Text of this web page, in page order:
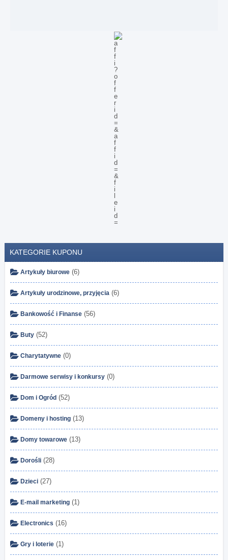
KATEGORIE KUPONU
Artykuły biurowe (6)
Artykuły urodzinowe, przyjęcia (6)
Bankowość i Finanse (56)
Buty (52)
Charytatywne (0)
Darmowe serwisy i konkursy (0)
Dom i Ogród (52)
Domeny i hosting (13)
Domy towarowe (13)
Dorośli (28)
Dzieci (27)
E-mail marketing (1)
Electronics (16)
Gry i loterie (1)